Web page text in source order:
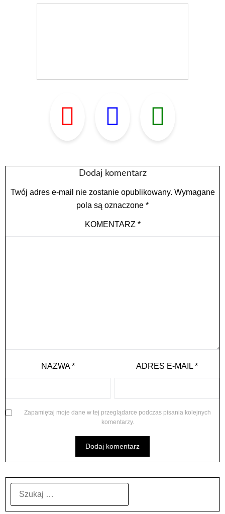
Dodaj komentarz
Twój adres e-mail nie zostanie opublikowany. Wymagane
pola są oznaczone *
KOMENTARZ *
NAZWA* ADRES E-MAIL*
Zapamiętaj moje dane w tej przeglądarce podczas pisania kolejnych
komentarzy.